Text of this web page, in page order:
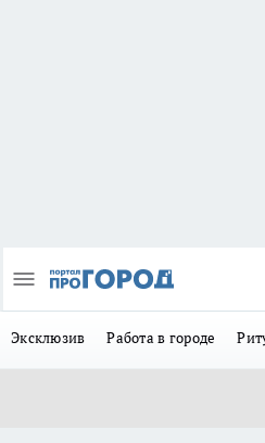
Эксклюзив Работа в городе